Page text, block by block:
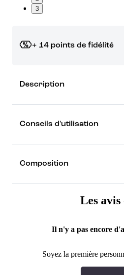
3
+ 14 points de fidélité
rêver !
Découvrez les récompenses
Description
Conseils d'utilisation
Composition
Les
Il n'y a pas encore
Soyez la première